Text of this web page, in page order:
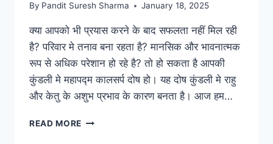
By Pandit Suresh Sharma January 18, 2025
क्या आपको भी प्रयास करने के बाद सफलता नहीं मिल रही
है? परिवार मे तनाव बना रहता है? मानसिक और भावनात्मक
रूप से अधिक परेशान हो रहे है? तो हो सकता है आपकी
कुंडली मे महापद्म कालसर्प दोष हो। यह दोष कुंडली मे राहु
और केतु के अशुभ प्रभाव के कारण बनता है। आज हम…
READ MORE